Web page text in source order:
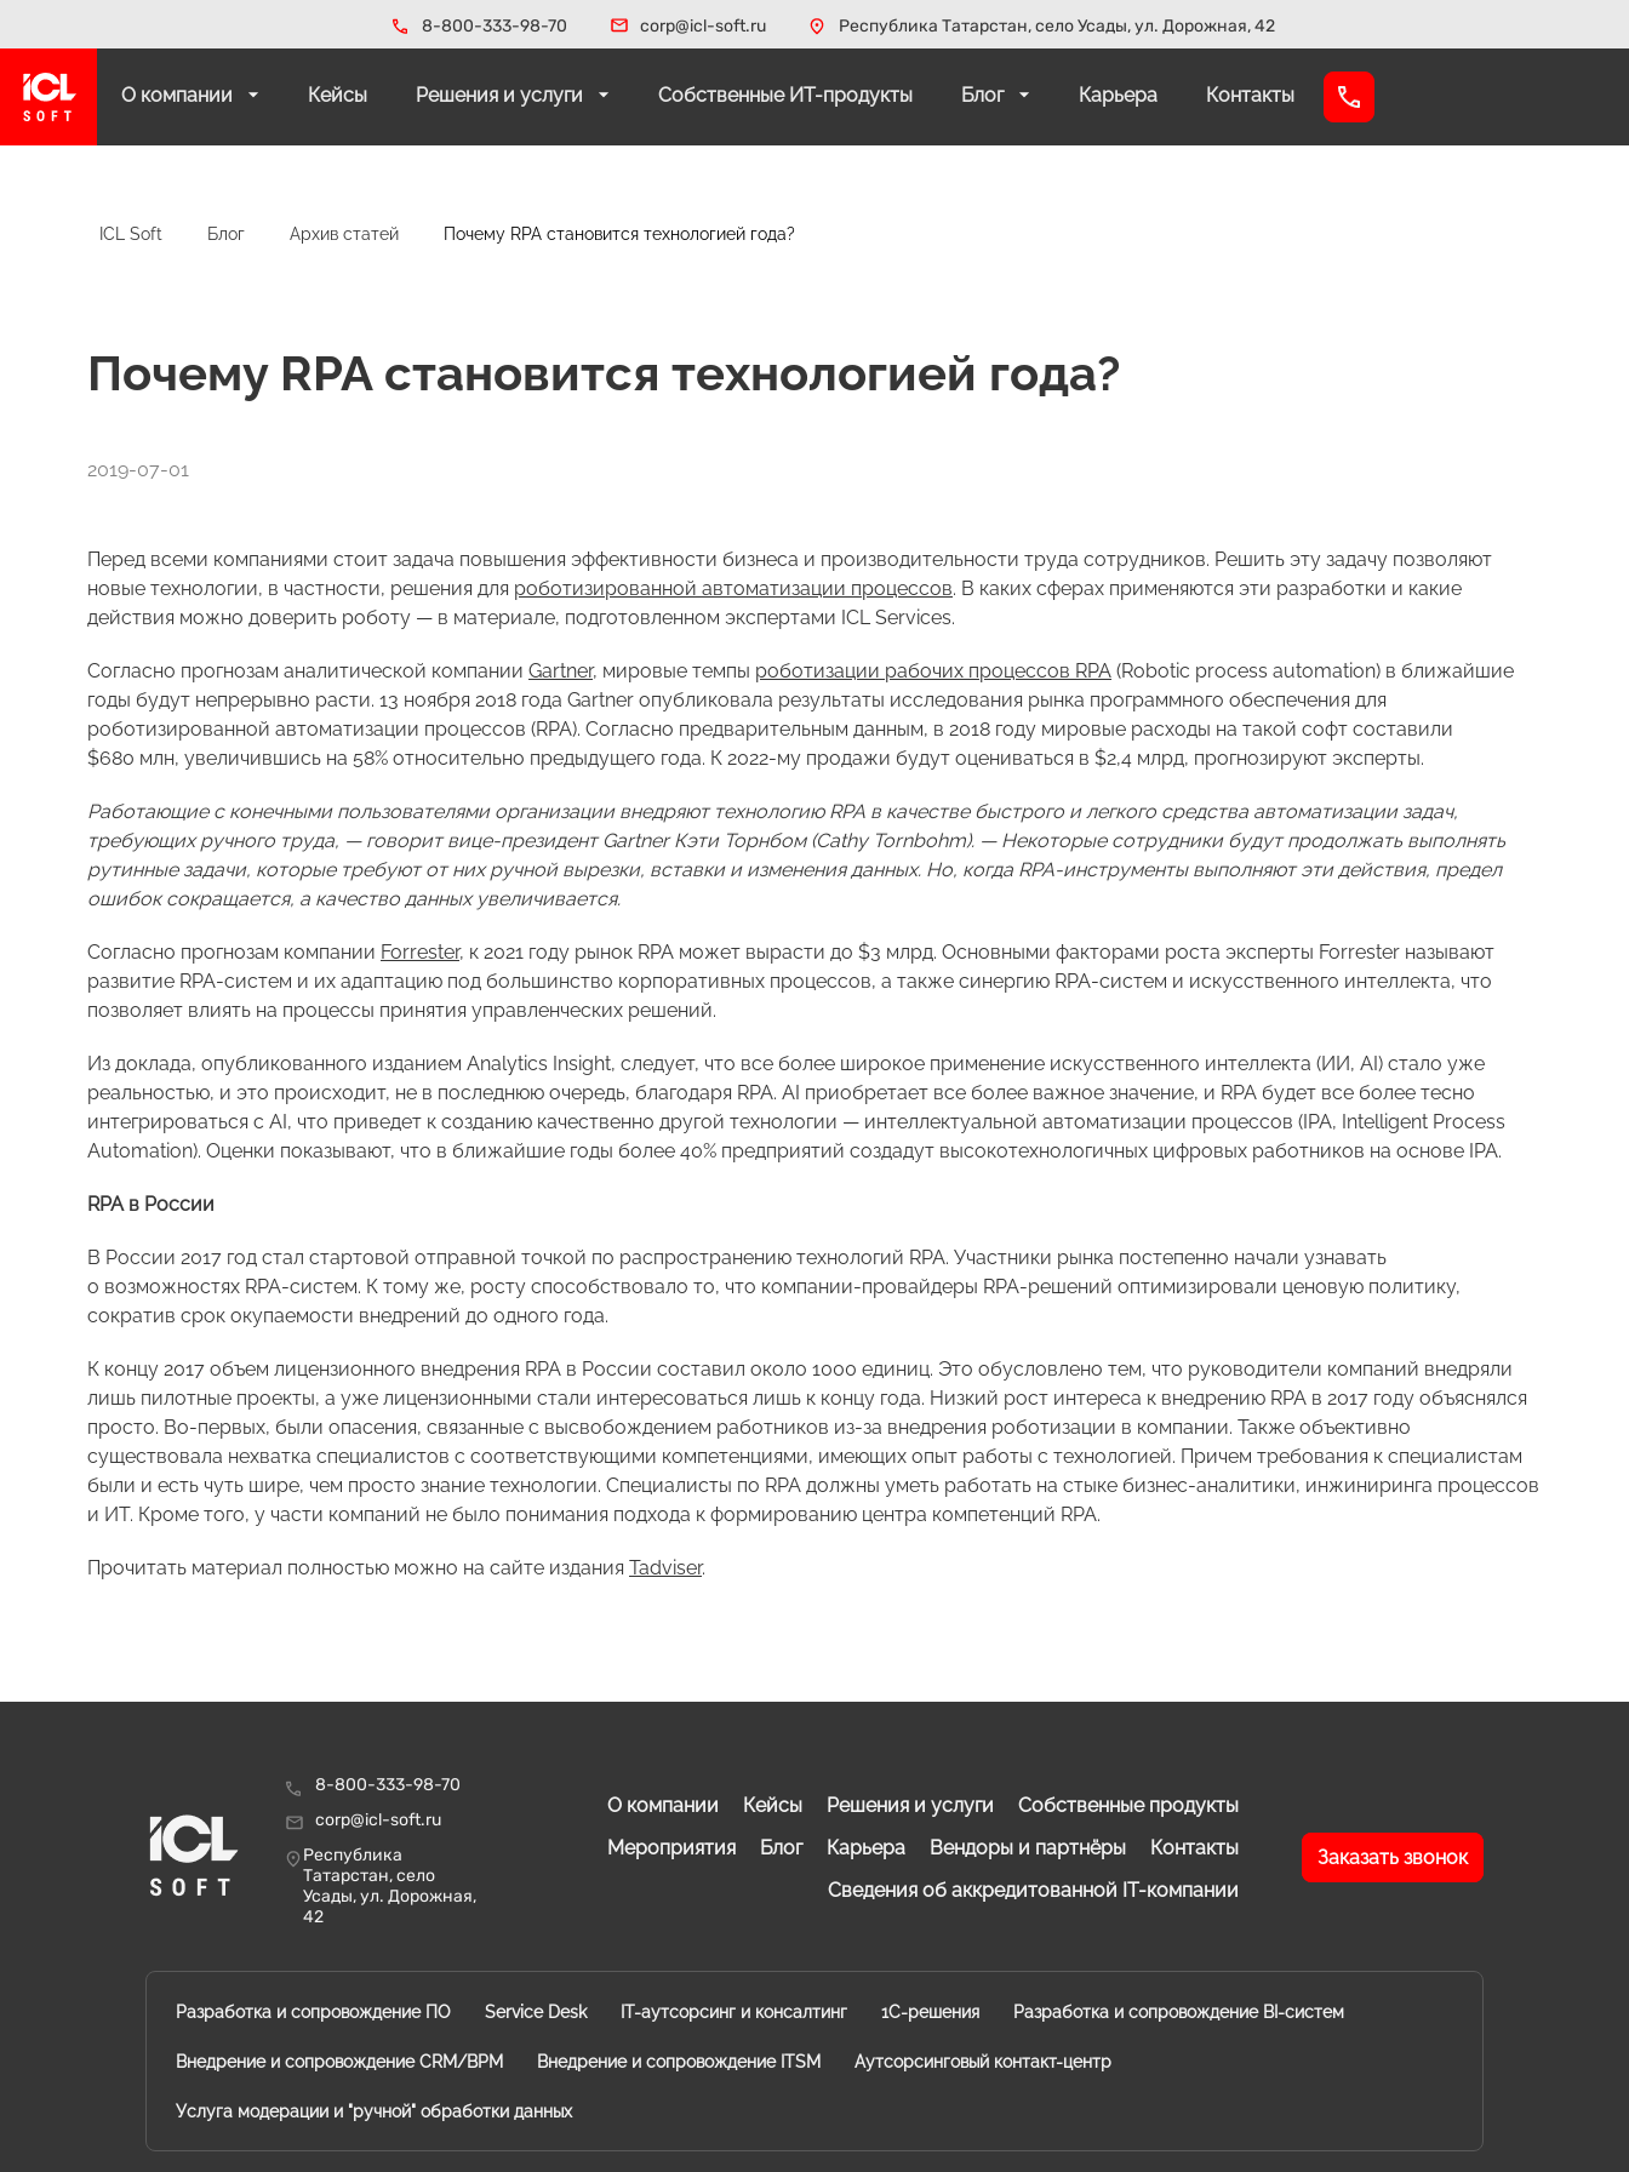
8-800-333-98-70 corp@icl-soft.ru Республика Татарстан, село Усады, ул. Дорожная, 42
О компании Кейсы Решения и услуги Собственные ИТ-продукты Блог Карьера Контакты
ICL Soft Блог Архив статей Почему RPA становится технологией года?
Почему RPA становится технологией года?
2019-07-01
Перед всеми компаниями стоит задача повышения эффективности бизнеса и производительности труда сотрудников. Решить эту задачу позволяют
новые технологии, в частности, решения для роботизированной автоматизации процессов. В каких сферах применяются эти разработки и какие
действия можно доверить роботу — в материале, подготовленном экспертами ICL Services.
Согласно прогнозам аналитической компании Gartner, мировые темпы роботизации рабочих процессов RPA (Robotic process automation) в ближайшие
годы будут непрерывно расти. 13 ноября 2018 года Gartner опубликовала результаты исследования рынка программного обеспечения для
роботизированной автоматизации процессов (RPA). Согласно предварительным данным, в 2018 году мировые расходы на такой софт составили
$680 млн, увеличившись на 58% относительно предыдущего года. К 2022-му продажи будут оцениваться в $2,4 млрд, прогнозируют эксперты.
Работающие с конечными пользователями организации внедряют технологию RPA в качестве быстрого и легкого средства автоматизации задач,
требующих ручного труда, — говорит вице-президент Gartner Кэти Торнбом (Cathy Tornbohm). — Некоторые сотрудники будут продолжать выполнять
рутинные задачи, которые требуют от них ручной вырезки, вставки и изменения данных. Но, когда RPA-инструменты выполняют эти действия, предел
ошибок сокращается, а качество данных увеличивается.
Согласно прогнозам компании Forrester, к 2021 году рынок RPA может вырасти до $3 млрд. Основными факторами роста эксперты Forrester называют
развитие RPA-систем и их адаптацию под большинство корпоративных процессов, а также синергию RPA-систем и искусственного интеллекта, что
позволяет влиять на процессы принятия управленческих решений.
Из доклада, опубликованного изданием Analytics Insight, следует, что все более широкое применение искусственного интеллекта (ИИ, AI) стало уже
реальностью, и это происходит, не в последнюю очередь, благодаря RPA. AI приобретает все более важное значение, и RPA будет все более тесно
интегрироваться с AI, что приведет к созданию качественно другой технологии — интеллектуальной автоматизации процессов (IPA, Intelligent Process
Automation). Оценки показывают, что в ближайшие годы более 40% предприятий создадут высокотехнологичных цифровых работников на основе IPA.
RPA в России
В России 2017 год стал стартовой отправной точкой по распространению технологий RPA. Участники рынка постепенно начали узнавать
о возможностях RPA-систем. К тому же, росту способствовало то, что компании-провайдеры RPA-решений оптимизировали ценовую политику,
сократив срок окупаемости внедрений до одного года.
К концу 2017 объем лицензионного внедрения RPA в России составил около 1000 единиц. Это обусловлено тем, что руководители компаний внедряли
лишь пилотные проекты, а уже лицензионными стали интересоваться лишь к концу года. Низкий рост интереса к внедрению RPA в 2017 году объяснялся
просто. Во-первых, были опасения, связанные с высвобождением работников из-за внедрения роботизации в компании. Также объективно
существовала нехватка специалистов с соответствующими компетенциями, имеющих опыт работы с технологией. Причем требования к специалистам
были и есть чуть шире, чем просто знание технологии. Специалисты по RPA должны уметь работать на стыке бизнес-аналитики, инжиниринга процессов
и ИТ. Кроме того, у части компаний не было понимания подхода к формированию центра компетенций RPA.
Прочитать материал полностью можно на сайте издания Tadviser.
8-800-333-98-70
corp@icl-soft.ru
Республика
Татарстан, село
Усады, ул. Дорожная,
42
О компании Кейсы Решения и услуги
Собственные продукты
Мероприятия
Блог Карьера Вендоры и партнёры
Контакты
Сведения об аккредитованной IT-компании
Заказать звонок
Разработка и сопровождение ПО Service Desk IT-аутсорсинг и консалтинг 1C-решения Разработка и сопровождение BI-систем
Внедрение и сопровождение CRM/BPM Внедрение и сопровождение ITSM Аутсорсинговый контакт-центр
Услуга модерации и "ручной" обработки данных